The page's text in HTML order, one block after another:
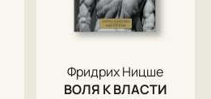
Фридрих Ницше
ВОЛЯ К ВЛАСТИ